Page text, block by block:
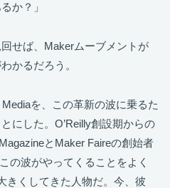
か？」
せば、Makerムーブメントが
かるだろう。
を、この革新の波に乗るた
にした。O’Reilly創設期からの
とMaker Faireの創始者
の波がやってくることをよく
きくしてきた人物だ。今、彼